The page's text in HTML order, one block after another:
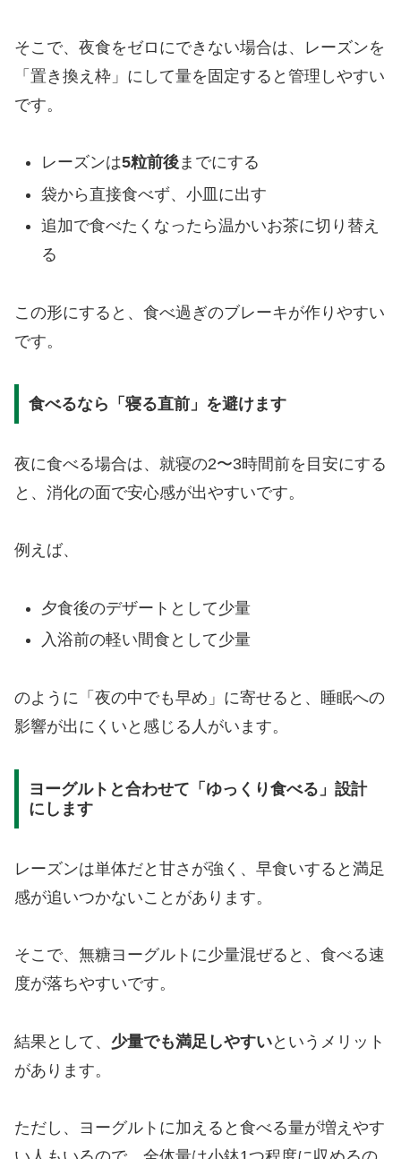
そこで、夜食をゼロにできない場合は、レーズンを
「置き換え枠」にして量を固定すると管理しやすい
です。
レーズンは5粒前後までにする
袋から直接食べず、小皿に出す
追加で食べたくなったら温かいお茶に切り替え
る
この形にすると、食べ過ぎのブレーキが作りやすい
です。
食べるなら「寝る直前」を避けます
夜に食べる場合は、就寝の2〜3時間前を目安にする
と、消化の面で安心感が出やすいです。
例えば、
夕食後のデザートとして少量
入浴前の軽い間食として少量
のように「夜の中でも早め」に寄せると、睡眠への
影響が出にくいと感じる人がいます。
ヨーグルトと合わせて「ゆっくり食べる」設計
にします
レーズンは単体だと甘さが強く、早食いすると満足
感が追いつかないことがあります。
そこで、無糖ヨーグルトに少量混ぜると、食べる速
度が落ちやすいです。
結果として、 少量でも満足しやすいというメリット
があります。
ただし、ヨーグルトに加えると食べる量が増えやす